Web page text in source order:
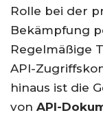
Rolle bei der
Bekämpfung
Regelmäßige
API-
hinaus ist die
von API-